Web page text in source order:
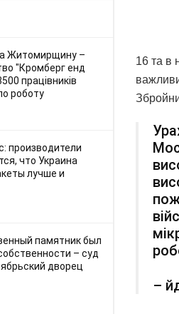
Житомирщину –
"Кромберг енд
працівників
роботу
производители
что Украина
лучше и
памятник был
– суд
дворец
16 та в
–